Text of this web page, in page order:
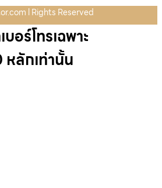
l Rights Reserved
อร์โทรเฉพาะ
หลักเท่านั้น